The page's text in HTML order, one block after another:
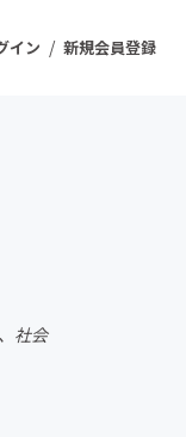
イン / 新規会員登録
社会